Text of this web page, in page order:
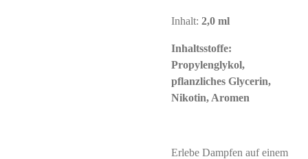
Inhalt: 2,0 ml
Inhaltsstoffe:
Propylenglykol,
pflanzliches Glycerin,
Nikotin, Aromen
Erlebe Dampfen auf einem